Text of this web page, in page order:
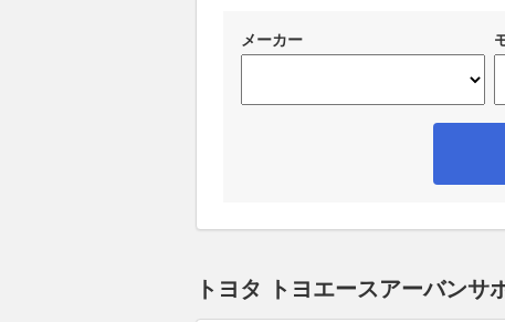
メーカー
トヨタ トヨエースアーバンサ